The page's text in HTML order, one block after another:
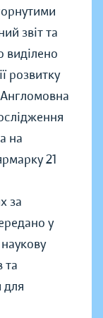
звіт та
виділено
розвитку
на
21
за
у
та
для